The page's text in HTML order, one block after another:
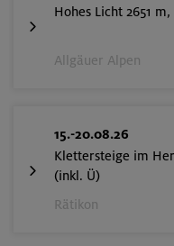
Hohes Licht 2651
Allgäuer Alpen
15.-20.08.26
Klettersteige im
(inkl. Ü)
Rätikon